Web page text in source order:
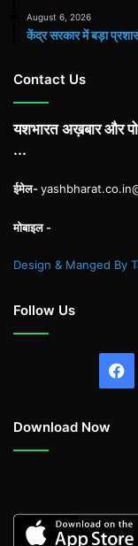
August 6, 2026
केंद्र सरकार में बड़ा
Contact Us
यशभारत अख़बार और
...
ईमेल-
मोबाइल -
Design & Manged By
Follow Us
Download Now